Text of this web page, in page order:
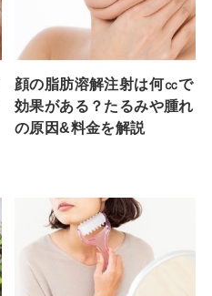
顔の脂肪溶解注射は何㏄で
効果がある？たるみや腫れ
の原因&料金を解説